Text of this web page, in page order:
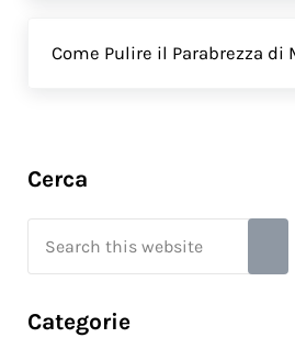
Come Pulire il Parabrezza di
Sidebar
Cerca
Categorie